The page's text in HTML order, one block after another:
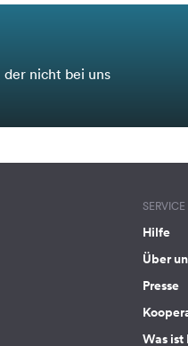
nicht bei uns
SERVICE
Hilfe
Über
Presse
Was ist